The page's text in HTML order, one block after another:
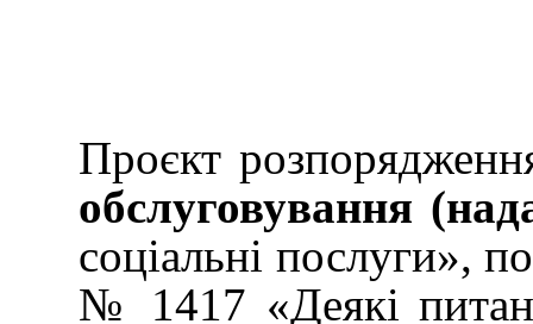
Проєкт
обслуговування
соціальні послуги»,
№ 1417 «Деякі